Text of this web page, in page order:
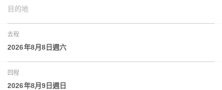
目的地
去程
2026年8月8日週六
回程
2026年8月9日週日